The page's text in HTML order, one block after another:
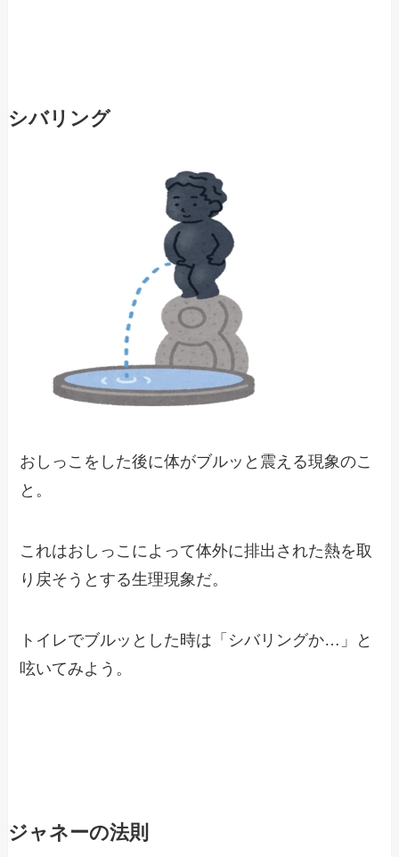
シバリング
おしっこをした後に体がブルッと震える現象のこ
と。
これはおしっこによって体外に排出された熱を取
り戻そうとする生理現象だ。
トイレでブルッとした時は「シバリングか…」と
呟いてみよう。
ジャネーの法則